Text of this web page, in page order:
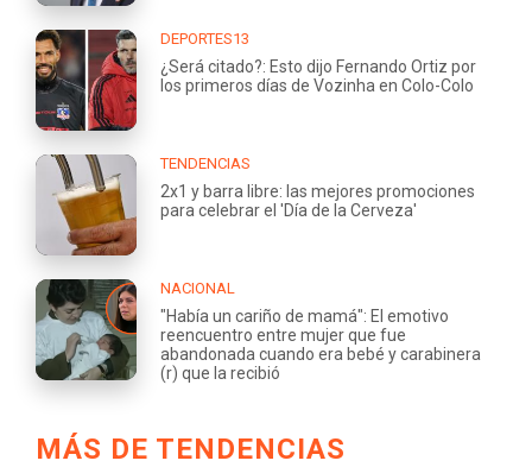
DEPORTES13
¿Será citado?: Esto dijo Fernando Ortiz por
los primeros días de Vozinha en Colo-Colo
TENDENCIAS
2x1 y barra libre: las mejores promociones
para celebrar el 'Día de la Cerveza'
NACIONAL
"Había un cariño de mamá": El emotivo
reencuentro entre mujer que fue
abandonada cuando era bebé y carabinera
(r) que la recibió
MÁS DE TENDENCIAS